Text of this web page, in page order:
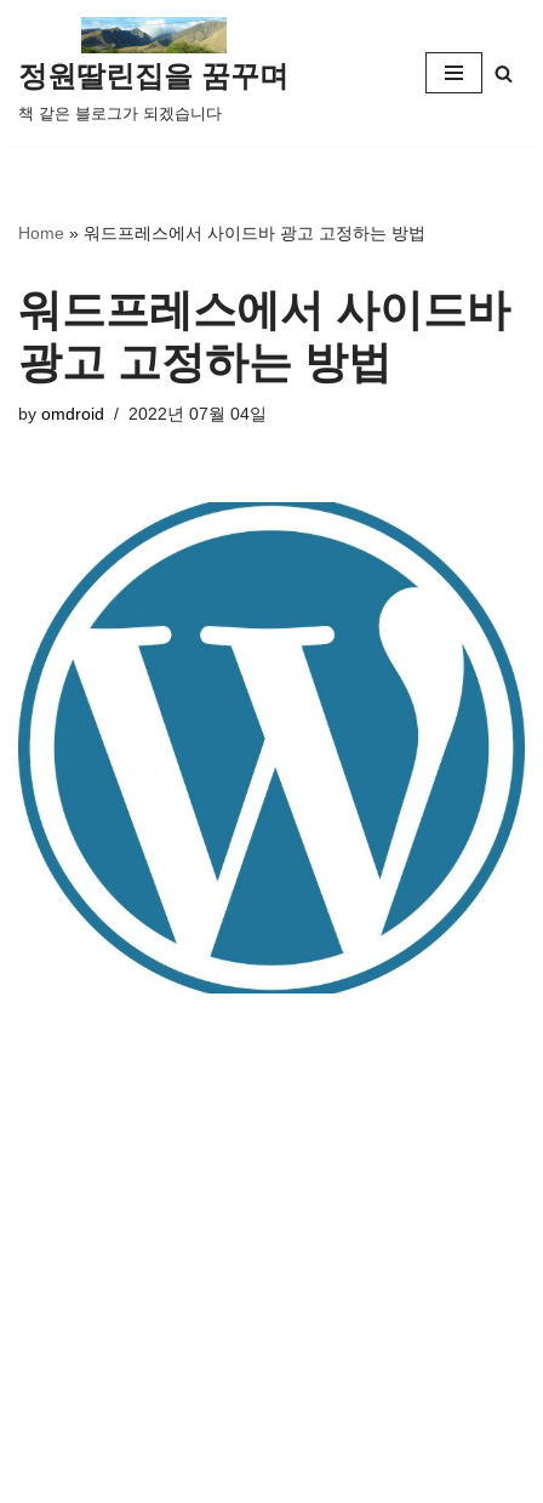
콘
텐
츠
뛰
정원딸린집을 꿈꾸며
책 같은 블로그가 되겠습니다
Home » 워드프레스에서 사이드바 광고 고정하는 방법
워드프레스에서 사이드바
광고 고정하는 방법
by omdroid 2022년 07월 04일